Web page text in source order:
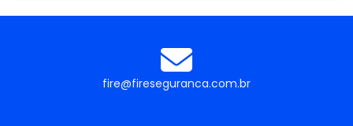
fire@fireseguranca.com.br